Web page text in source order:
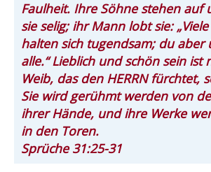
Faulheit. Ihre Söhne stehen auf
sie selig; ihr Mann lobt sie:
halten sich tugendsam; du aber
alle.“ Lieblich und schön sein ist
Weib, das den HERRN fürchtet,
Sie wird gerühmt werden von
ihrer Hände, und ihre Werke
in den Toren.
Sprüche 31:25-31